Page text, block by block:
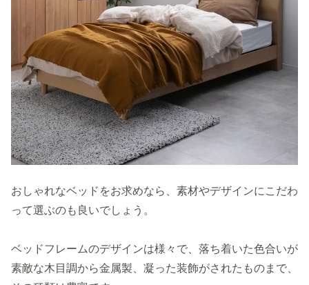
おしゃれなベッドをお求めなら、素材やデザインにこだわ
って選ぶのも良いでしょう。
ベッドフレームのデザインは様々で、落ち着いた色合いが
素敵な木目調から金属製、凝った装飾がされたものまで、